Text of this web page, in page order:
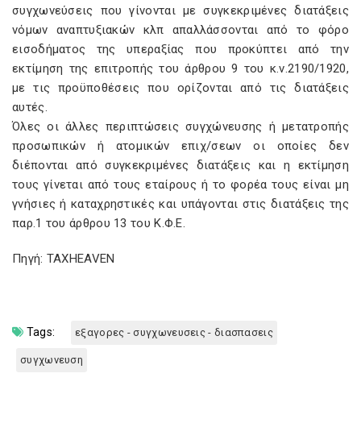
συγχωνεύσεις που γίνονται με συγκεκριμένες διατάξεις
νόμων αναπτυξιακών κλπ απαλλάσσονται από το φόρο
εισοδήματος της υπεραξίας που προκύπτει από την
εκτίμηση της επιτροπής του άρθρου 9 του κ.ν.2190/1920,
με τις προϋποθέσεις που ορίζονται από τις διατάξεις
αυτές.
Όλες οι άλλες περιπτώσεις συγχώνευσης ή μετατροπής
προσωπικών ή ατομικών επιχ/σεων οι οποίες δεν
διέπονται από συγκεκριμένες διατάξεις και η εκτίμηση
τους γίνεται από τους εταίρους ή το φορέα τους είναι μη
γνήσιες ή καταχρηστικές και υπάγονται στις διατάξεις της
παρ.1 του άρθρου 13 του Κ.Φ.Ε.
Πηγή: TAXHEAVEN
Tags: εξαγορες - συγχωνευσεις - διασπασεις
συγχωνευση